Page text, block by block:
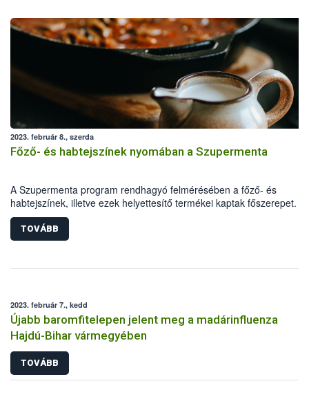
2023. február 8., szerda
Főző- és habtejszínek nyomában a Szupermenta
A Szupermenta program rendhagyó felmérésében a főző- és
habtejszínek, illetve ezek helyettesítő termékei kaptak főszerepet.
olyan termék alapvető tulajdonságait hasonlították össze a
szakemberek, melyek felhasználásukat tekintve hasonlóak,
összetételükben azonban jelentősen különbözhetnek.
TOVÁBB
2023. február 7., kedd
Újabb baromfitelepen jelent meg a madárinfluenza
Hajdú-Bihar vármegyében
TOVÁBB